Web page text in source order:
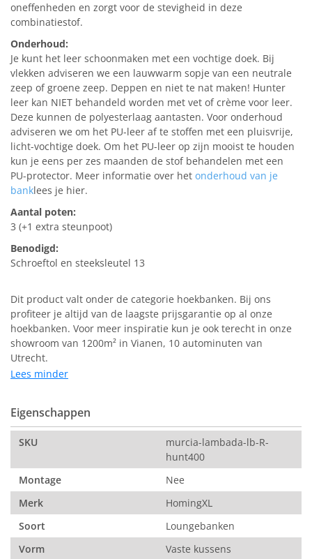
oneffenheden en zorgt voor de stevigheid in deze
combinatiestof.
Onderhoud:
Je kunt het leer schoonmaken met een vochtige doek. Bij
vlekken adviseren we een lauwwarm sopje van een neutrale
zeep of groene zeep. Deppen en niet te nat maken! Hunter
leer kan NIET behandeld worden met vet of crème voor leer.
Deze kunnen de polyesterlaag aantasten. Voor onderhoud
adviseren we om het PU-leer af te stoffen met een pluisvrije,
licht-vochtige doek. Om het PU-leer op zijn mooist te houden
kun je eens per zes maanden de stof behandelen met een
PU-protector. Meer informatie over het onderhoud van je
banklees je hier.
Aantal poten:
3 (+1 extra steunpoot)
Benodigd:
Schroeftol en steeksleutel 13
Dit product valt onder de categorie hoekbanken. Bij ons
profiteer je altijd van de laagste prijsgarantie op al onze
hoekbanken. Voor meer inspiratie kun je ook terecht in onze
showroom van 1200m² in Vianen, 10 autominuten van
Utrecht.
Lees minder
Eigenschappen
SKU
murcia-lambada-lb-R-
hunt400
Montage
Nee
Merk
HomingXL
Soort
Loungebanken
Vorm
Vaste kussens